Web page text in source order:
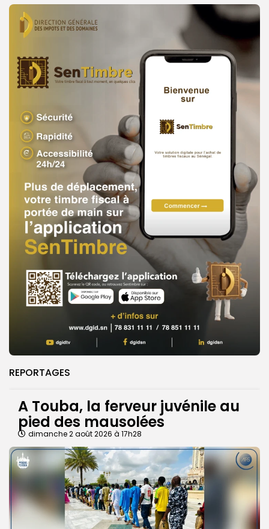
REPORTAGES
A Touba, la ferveur juvénile au
pied des mausolées
dimanche 2 août 2026 à 17h28